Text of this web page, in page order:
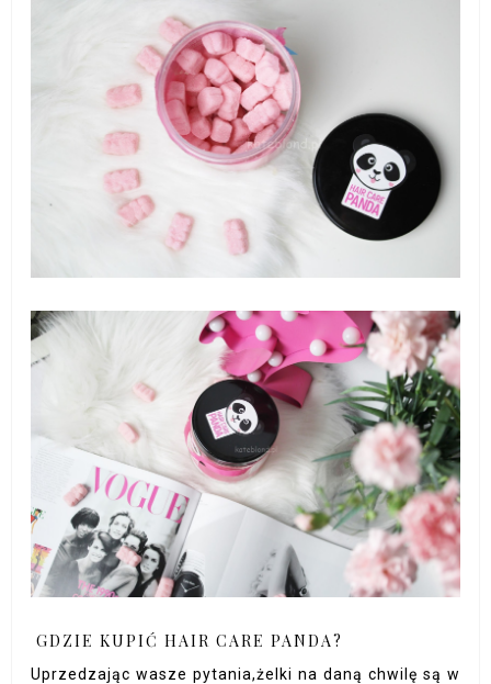
GDZIE KUPIĆ HAIR CARE PANDA?
Uprzedzając wasze pytania,żelki na daną chwilę są w